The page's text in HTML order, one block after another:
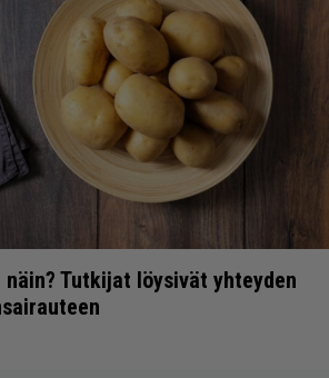
Tutkijat löysivät yhteyden